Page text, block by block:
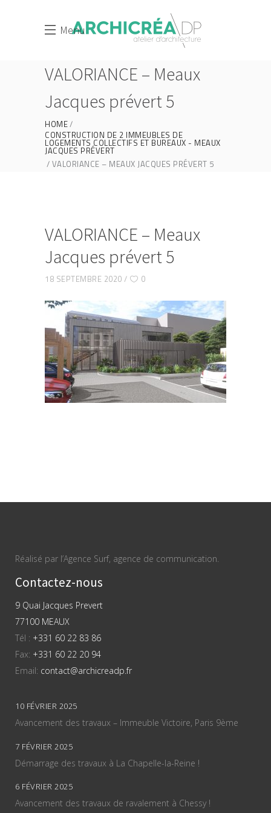
Menu
VALORIANCE – Meaux
Jacques prévert 5
HOME
CONSTRUCTION DE 2 IMMEUBLES DE
LOGEMENTS COLLECTIFS ET BUREAUX - MEAUX
JACQUES PRÉVERT
VALORIANCE – MEAUX JACQUES PRÉVERT 5
VALORIANCE – Meaux
Jacques prévert 5
18 SEPTEMBRE 2020 0
Réalisé par l’Agence Surf, agence de communication.
Contactez-nous
9 Quai Jacques Prevert
77100 MEAUX
Tél : +331 60 22 83 86
Fax: +331 60 22 20 94
Email: contact@archicreadp.fr
10 FÉVRIER 2025
Avancement des travaux – Immeuble Victoire, Paris 9ème
7 FÉVRIER 2025
Démarrage des travaux à La Chapelle-la-Reine !
6 FÉVRIER 2025
Avancement des travaux de ravalement à Chessy !